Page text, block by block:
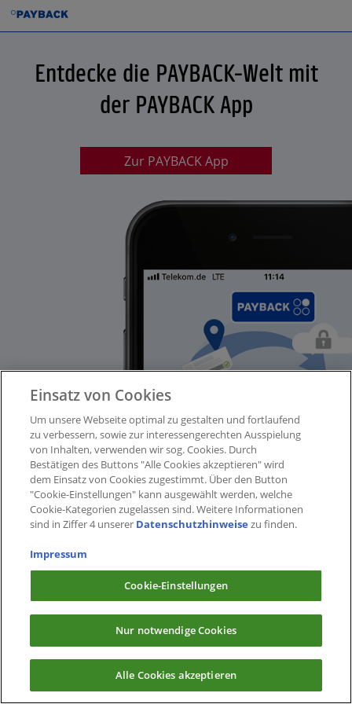
Entdecke die PAYBACK-Welt mit
der PAYBACK App
Zur PAYBACK App
Einsatz von Cookies
Um unsere Webseite optimal zu gestalten und fortlaufend
zu verbessern, sowie zur interessengerechten Ausspielung
von Inhalten, verwenden wir sog. Cookies. Durch
Bestätigen des Buttons "Alle Cookies akzeptieren" wird
dem Einsatz von Cookies zugestimmt. Über den Button
"Cookie-Einstellungen" kann ausgewählt werden, welche
Cookie-Kategorien zugelassen sind. Weitere Informationen
sind in Ziffer 4 unserer Datenschutzhinweise zu finden.
Impressum
Cookie-Einstellungen
Nur notwendige Cookies
Alle Cookies akzeptieren